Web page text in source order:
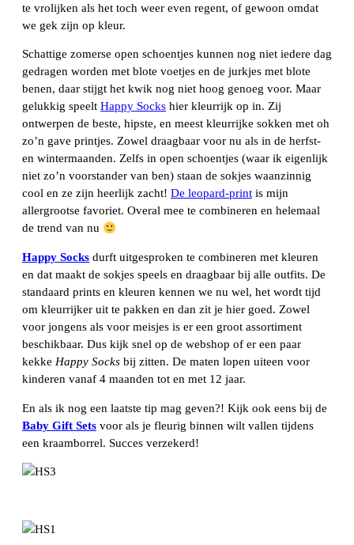
te vrolijken als het toch weer even regent, of gewoon omdat
we gek zijn op kleur.
Schattige zomerse open schoentjes kunnen nog niet iedere dag
gedragen worden met blote voetjes en de jurkjes met blote
benen, daar stijgt het kwik nog niet hoog genoeg voor. Maar
gelukkig speelt Happy Socks hier kleurrijk op in. Zij
ontwerpen de beste, hipste, en meest kleurrijke sokken met oh
zo’n gave printjes. Zowel draagbaar voor nu als in de herfst-
en wintermaanden. Zelfs in open schoentjes (waar ik eigenlijk
niet zo’n voorstander van ben) staan de sokjes waanzinnig
cool en ze zijn heerlijk zacht! De leopard-print is mijn
allergrootse favoriet. Overal mee te combineren en helemaal
de trend van nu
Happy Socks durft uitgesproken te combineren met kleuren
en dat maakt de sokjes speels en draagbaar bij alle outfits. De
standaard prints en kleuren kennen we nu wel, het wordt tijd
om kleurrijker uit te pakken en dan zit je hier goed. Zowel
voor jongens als voor meisjes is er een groot assortiment
beschikbaar. Dus kijk snel op de webshop of er een paar
kekke Happy Socks bij zitten. De maten lopen uiteen voor
kinderen vanaf 4 maanden tot en met 12 jaar.
En als ik nog een laatste tip mag geven?! Kijk ook eens bij de
Baby Gift Sets voor als je fleurig binnen wilt vallen tijdens
een kraamborrel. Succes verzekerd!